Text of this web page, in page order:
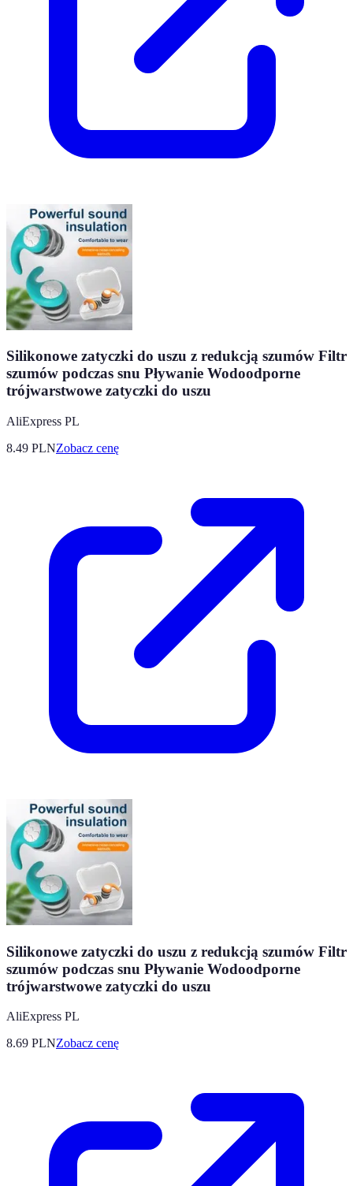
Silikonowe zatyczki do uszu z redukcją szumów Filtr
szumów podczas snu Pływanie Wodoodporne
trójwarstwowe zatyczki do uszu
AliExpress PL
8.49 PLNZobacz cenę
Silikonowe zatyczki do uszu z redukcją szumów Filtr
szumów podczas snu Pływanie Wodoodporne
trójwarstwowe zatyczki do uszu
AliExpress PL
8.69 PLNZobacz cenę